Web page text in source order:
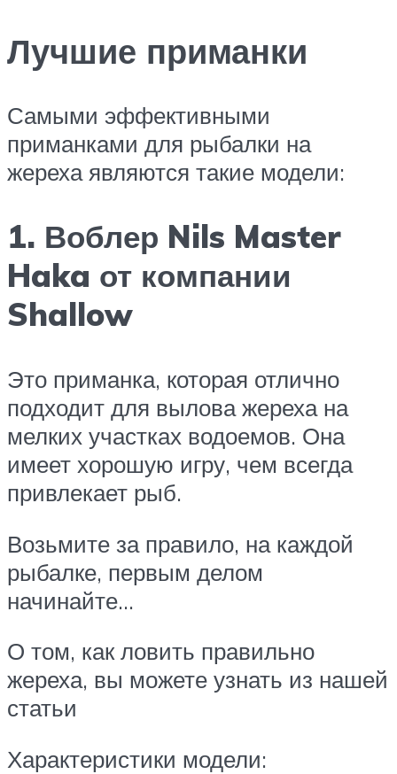
Лучшие приманки
Самыми эффективными
приманками для рыбалки на
жереха являются такие модели:
1. Воблер Nils Master
Haka от компании
Shallow
Это приманка, которая отлично
подходит для вылова жереха на
мелких участках водоемов. Она
имеет хорошую игру, чем всегда
привлекает рыб.
Возьмите за правило, на каждой
рыбалке, первым делом
начинайте…
О том, как ловить правильно
жереха, вы можете узнать из нашей
статьи
Характеристики модели: